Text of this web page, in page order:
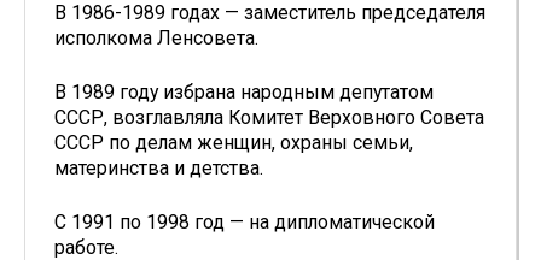
В 1986-1989 годах — заместитель председателя
исполкома Ленсовета.
В 1989 году избрана народным депутатом
СССР, возглавляла Комитет Верховного Совета
СССР по делам женщин, охраны семьи,
материнства и детства.
С 1991 по 1998 год — на дипломатической
работе.